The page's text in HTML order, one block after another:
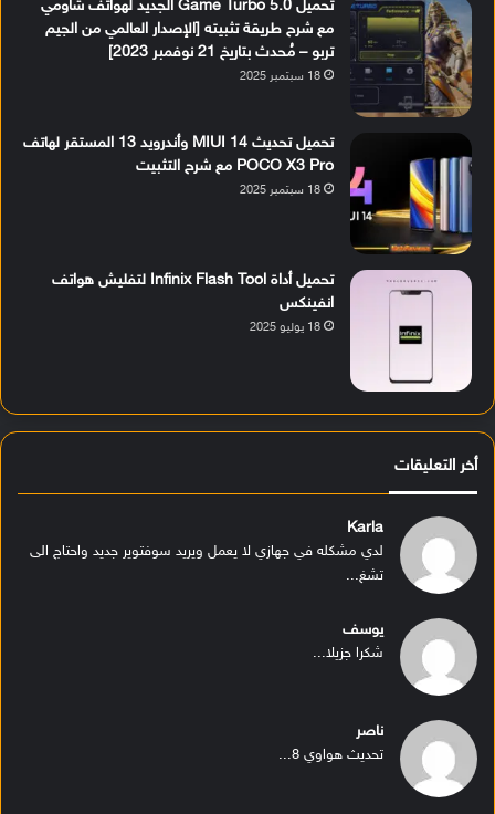
تحميل Game Turbo 5.0 الجديد لهواتف شاومي
مع شرح طريقة تثبيته [الإصدار العالمي من الجيم
تربو – مُحدث بتاريخ 21 نوفمبر 2023]
18 سبتمبر 2025
تحميل تحديث MIUI 14 وأندرويد 13 المستقر لهاتف
POCO X3 Pro مع شرح التثبيت
18 سبتمبر 2025
تحميل أداة Infinix Flash Tool لتفليش هواتف
انفينكس
18 يوليو 2025
أخر التعليقات
Karla
لدي مشكله في جهازي لا يعمل ويريد سوفتوير جديد واحتاج الى
تشغ...
يوسف
شكرا جزيلا...
ناصر
تحديث هواوي 8...